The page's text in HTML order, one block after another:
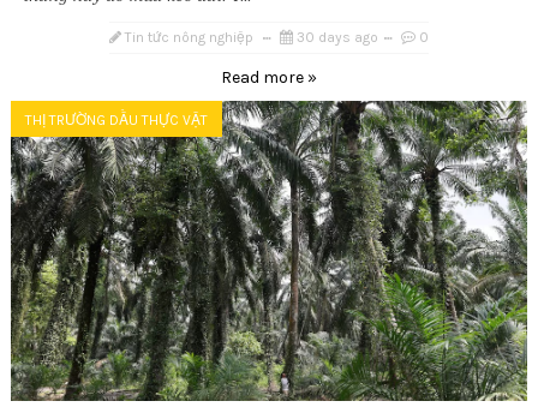
Tin tức nông nghiệp 30 days ago 0
Read more »
THỊ TRƯỜNG DẦU THỰC VẬT